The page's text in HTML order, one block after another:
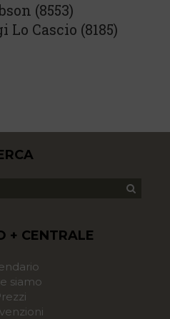
(8553)
Cascio (8185)
+ CENTRALE
siamo